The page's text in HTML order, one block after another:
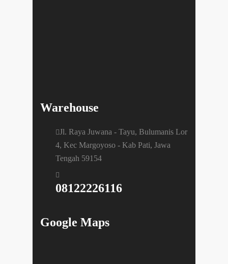
Warehouse
Jl. Raya Juwana - Tayu, Bulumanis Lor
4, Kec Margoyoso - Kab Pati, Jawa
Tengah 59154
08122226116
Google Maps